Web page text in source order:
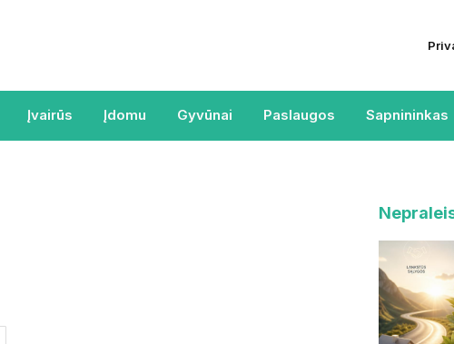
Įvairūs Įdomu Gyvūnai Paslaugos Sapnininkas